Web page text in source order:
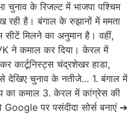
चुनाव के रिजल्ट में भाजपा पश्चिम
रही है। बंगाल के रुझानों में ममता
सीटें मिलने का अनुमान है। वहीं,
ने कमाल कर दिया। केरल में
कार्टूनिस्ट्स चंद्रशेखर हाडा,
देखिए चुनाव के नतीजे… 1. बंगाल में
का कमाल 3. केरल में कांग्रेस की
Google पर पसंदीदा सोर्स बनाएं ➔